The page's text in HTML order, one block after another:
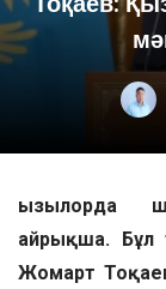
Қызылорда
айрықша. Бұл
Жомарт